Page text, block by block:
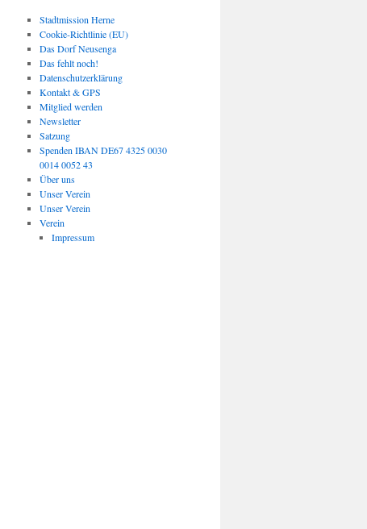
Stadtmission Herne
Cookie-Richtlinie (EU)
Das Dorf Neusenga
Das fehlt noch!
Datenschutzerklärung
Kontakt & GPS
Mitglied werden
Newsletter
Satzung
Spenden IBAN DE67 4325 0030
0014 0052 43
Über uns
Unser Verein
Unser Verein
Verein
Impressum